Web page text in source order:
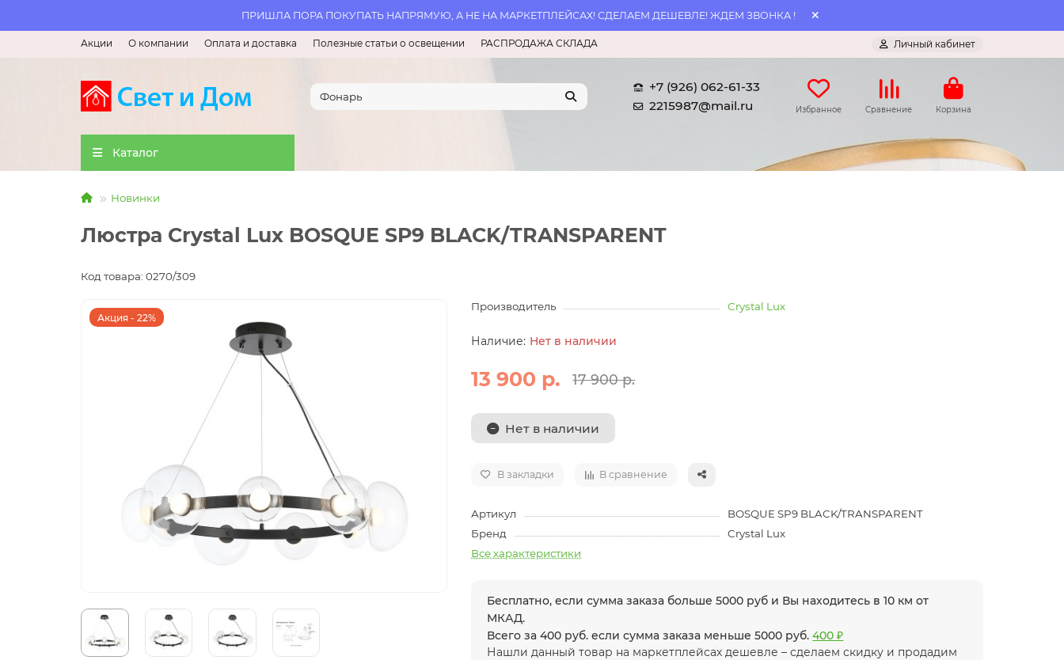
ПРИШЛА ПОРА ПОКУПАТЬ НАПРЯМУЮ, А НЕ НА МАРКЕТПЛЕЙСАХ! СДЕЛАЕМ ДЕШЕВЛЕ! ЖДЕМ ЗВОНКА !
Акции О компании Оплата и доставка Полезные статьи о освещении РАСПРОДАЖА СКЛАДА Личный кабинет
+7 (926) 062-61-33
2215987@mail.ru
Избранное Сравнение Корзина
Каталог
Новинки
Люстра Crystal Lux BOSQUE SP9 BLACK/TRANSPARENT
Код товара: 0270/309
Акция - 22%
Производитель Crystal Lux
Нет в наличии
13 900 р. 17 900 р.
Нет в наличии
В закладки В сравнение
Артикул
BOSQUE SP9 BLACK/TRANSPARENT
Бренд
Crystal Lux
Все характеристики
Бесплатно, если сумма заказа больше 5000 руб и Вы находитесь в 10 км от
МКАД.
Всего за 400 руб. если сумма заказа меньше 5000 руб.400 ₽
Нашли данный товар на маркетплейсах дешевле – сделаем скидку и продадим